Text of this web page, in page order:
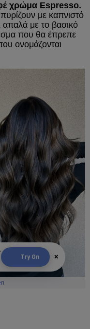
χρώμα Espresso.
με καπνιστό
απαλά με το βασικό
που θα έπρεπε
ονομάζονται
Try On ×